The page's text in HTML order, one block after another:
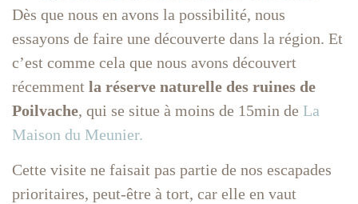
Dès que nous en avons la possibilité, nous
essayons de faire une découverte dans la région. Et
c’est comme cela que nous avons découvert
récemment la réserve naturelle des ruines de
Poilvache, qui se situe à moins de 15min de La
Maison du Meunier.
Cette visite ne faisait pas partie de nos escapades
prioritaires, peut-être à tort, car elle en vaut